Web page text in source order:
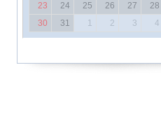
23
24 25 26 27 28
30
31 1 2 3 4